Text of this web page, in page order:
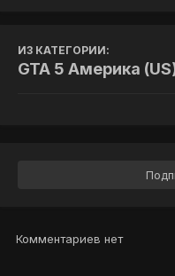
ИЗ КАТЕГОРИИ:
GTA 5 Америка
Комментариев нет